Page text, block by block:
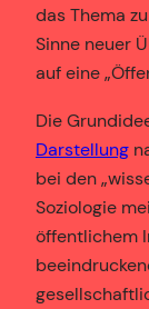
das Thema
Sinne neuer
auf eine
Die
Darstellung
bei den
Soziologie
öffentlichem